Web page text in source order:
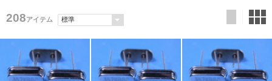
208アイテム